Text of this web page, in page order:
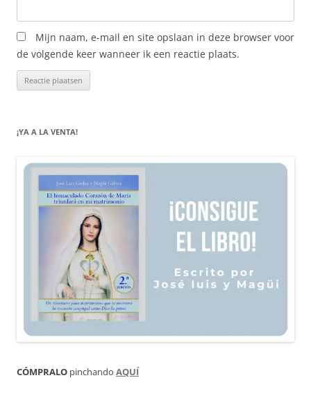
Mijn naam, e-mail en site opslaan in deze browser voor
de volgende keer wanneer ik een reactie plaats.
¡YA A LA VENTA!
CÓMPRALO pinchando AQUÍ